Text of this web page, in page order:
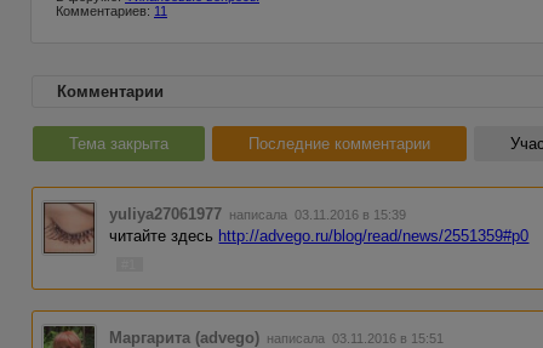
Комментариев: 11
Комментарии
Тема закрыта Последние комментарии
yuliya27061977 написала 03.11.2016 в 15:39
читайте здесь http://advego.ru/blog/read/news/2551359#p0
Маргарита (advego) написала 03.11.2016 в 15:51